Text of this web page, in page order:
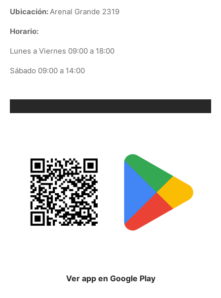
Ubicación:Arenal Grande 2319
Horario:
Lunes a Viernes 09:00 a 18:00
Sábado 09:00 a 14:00
Ver app en Google Play